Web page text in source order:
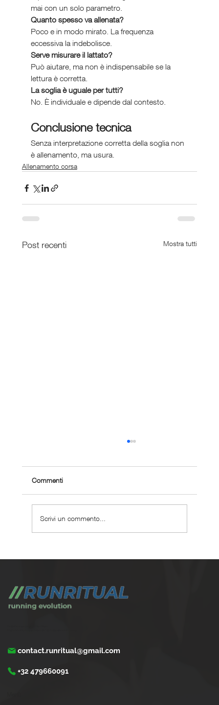
mai con un solo parametro.
Quanto spesso va allenata?
Poco e in modo mirato. La frequenza
eccessiva la indebolisce.
Serve misurare il lattato?
Può aiutare, ma non è indispensabile se la
lettura è corretta.
La soglia è uguale per tutti?
No. È individuale e dipende dal contesto.
Conclusione tecnica
Senza interpretazione corretta della soglia non
è allenamento, ma usura.
Allenamento corsa
Post recenti Mostra tutti
Commenti
Scrivi un commento...
contact.runritual@gmail.com
+32 479660091